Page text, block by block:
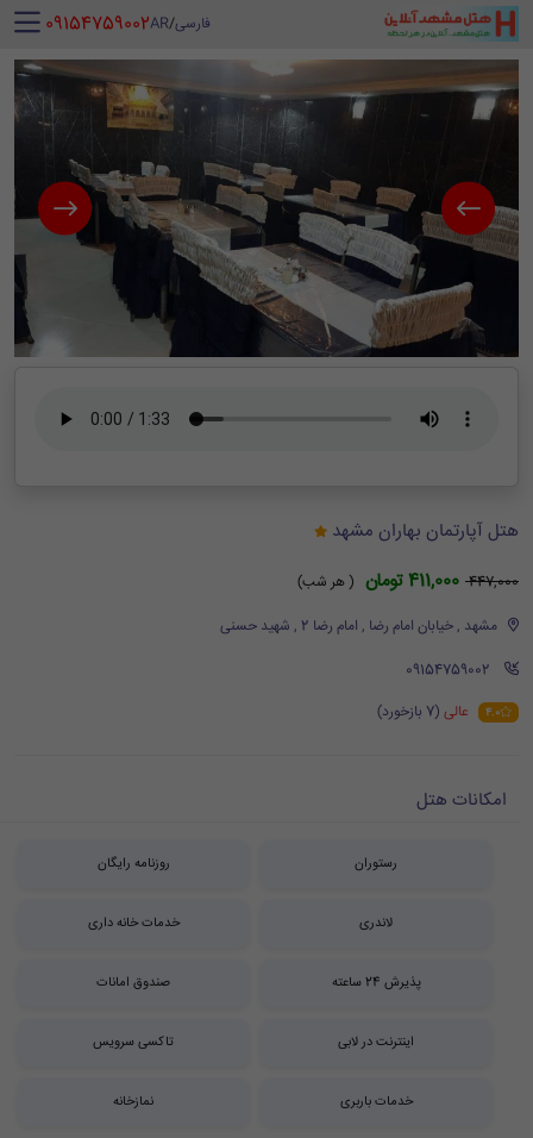
فارسی/
AR
‪ 09154759002
هتل آپارتمان بهاران مشهد
447,000 411,000 تومان
( هر شب)
مشهد , خیابان امام رضا , امام رضا 2 , شهید حسنی
‪ 09154759002
4.0 عالی (7 بازخورد)
امکانات هتل
رستوران روزنامه رایگان
لاندری خدمات خانه داری
پذیرش 24 ساعته صندوق امانات
اینترنت در لابی تاکسی سرویس
خدمات باربری نمازخانه